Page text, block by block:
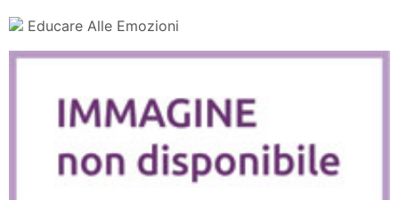
Educare Alle Emozioni